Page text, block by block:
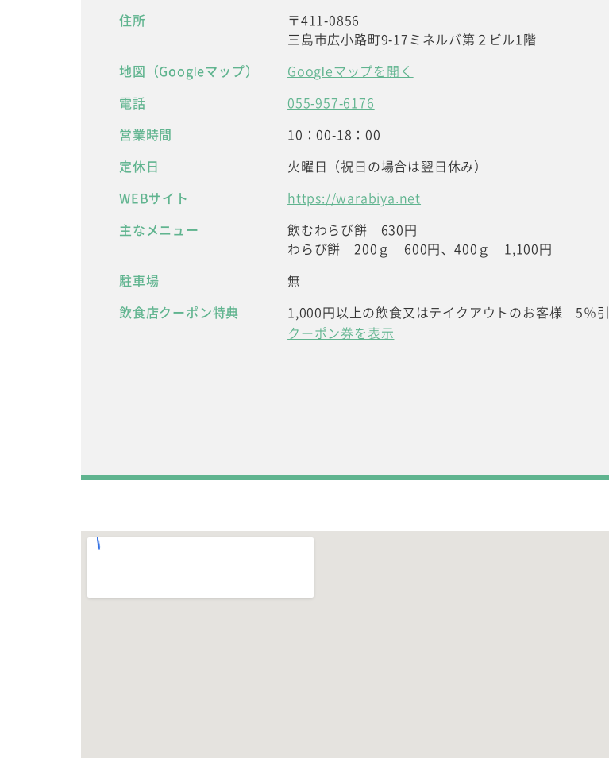
住所
〒411-0856
三島市広小路町9-17ミネルバ第２ビル1階
地図（Googleマップ）
Googleマップを開く
電話
055-957-6176
営業時間
10：00-18：00
定休日
火曜日（祝日の場合は翌日休み）
WEBサイト
https://warabiya.net
主なメニュー
飲むわらび餅 630円
わらび餅 200ｇ 600円、400ｇ 1,100円
駐車場
無
飲食店クーポン特典
1,000円以上の飲食又はテイクアウトのお客様 5％引
クーポン券を表示